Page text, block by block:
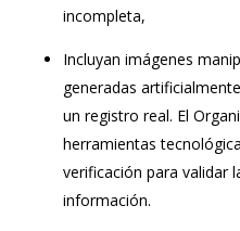
incompleta,
Incluyan imágenes
generadas
un registro real. El
herramientas
verificación para validar
información.